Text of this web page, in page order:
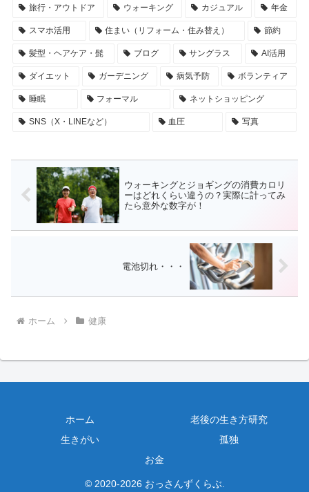
旅行・アウトドア ウォーキング カジュアル 年金
スマホ活用 住まい（リフォーム・住み替え） 節約
髪型・ヘアケア・髭 ブログ サングラス AI活用
ダイエット ガーデニング 病気予防 ボランティア
睡眠 フォーマル ネットショッピング
SNS（X・LINEなど） 血圧 写真
ウォーキングとジョギングの消費カロリ
ーはどれくらい違うの？実際に計ってみ
たら意外な数字が！
電池切れ・・・
ホーム 健康
ホーム
老後の生き方研究
生きがい
孤独
お金
© 2020-2026 おっさんずくらぶ.